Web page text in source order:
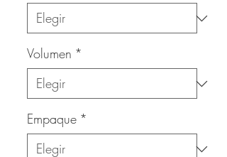
Volumen *
Empaque *